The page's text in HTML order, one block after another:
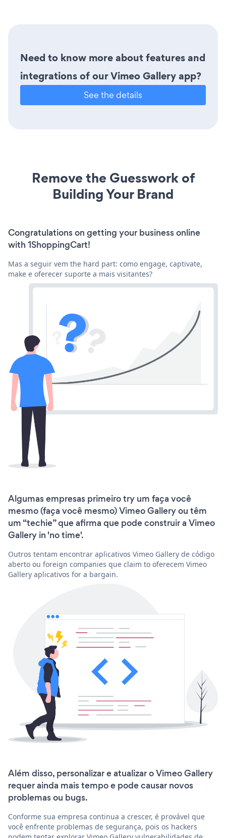
Need to know more about features and
integrations of our Vimeo Gallery app?
See the details
Remove the Guesswork of
Building Your Brand
Congratulations on getting your business online
with 1ShoppingCart!
Mas a seguir vem the hard part: como engage, captivate,
make e oferecer suporte a mais visitantes?
Algumas empresas primeiro try um faça você
mesmo (faça você mesmo) Vimeo Gallery ou têm
um “techie” que afirma que pode construir a Vimeo
Gallery in 'no time'.
Outros tentam encontrar aplicativos Vimeo Gallery de código
aberto ou foreign companies que claim to oferecem Vimeo
Gallery aplicativos for a bargain.
Além disso, personalizar e atualizar o Vimeo Gallery
requer ainda mais tempo e pode causar novos
problemas ou bugs.
Conforme sua empresa continua a crescer, é provável que
você enfrente problemas de segurança, pois os hackers